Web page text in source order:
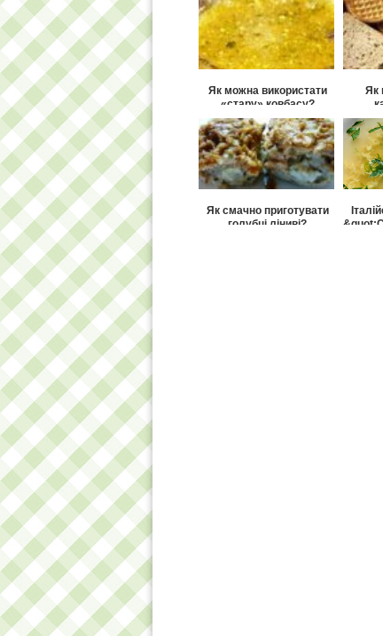
Як можна використати
«стару» ковбасу?
Як
Як смачно приготувати
голубці ліниві?